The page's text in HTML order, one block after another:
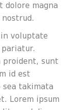
dolore magna
voluptate
proident, sunt
id est
sea takimata
Lorem ipsum